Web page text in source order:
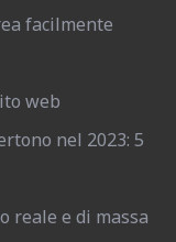
facilmente
web
nel 2023: 5
reale e di massa